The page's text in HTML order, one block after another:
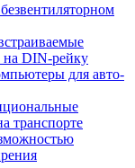
на DIN-рейку
для авто-
транспорте